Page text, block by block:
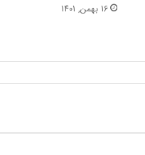
16 بهمن, 1401